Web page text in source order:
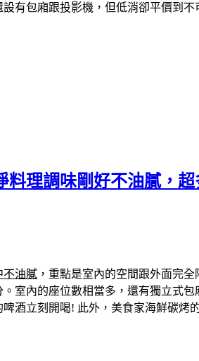
有包廂跟投影機，但低消卻平價到
理調味剛好不油膩，
不油膩 ，重點是室內的空間跟外面完全
室內的座位數相當多，還有獨立式
酒立刻開喝! 此外，美食家海鮮碳烤